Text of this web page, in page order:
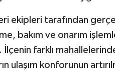
ekipleri tarafından
bakım ve onarım
farklı
ulaşım konforunun